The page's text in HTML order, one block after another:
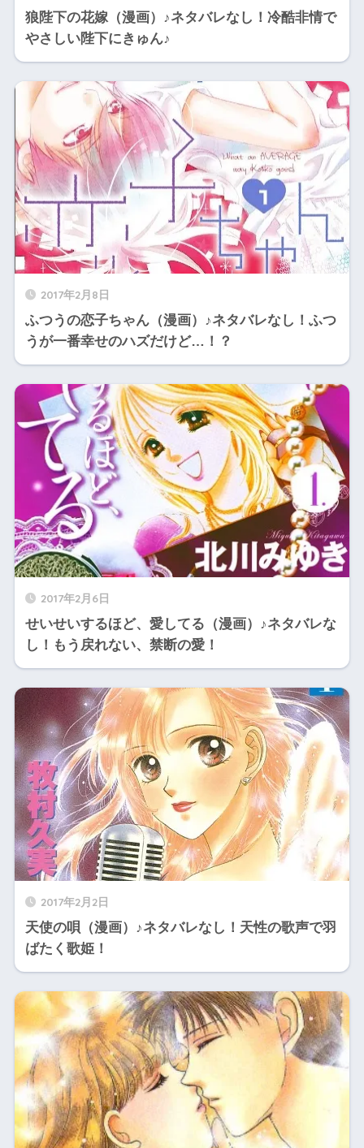
狼陛下の花嫁（漫画）♪ネタバレなし！冷酷非情で
やさしい陛下にきゅん♪
2017年2月8日
ふつうの恋子ちゃん（漫画）♪ネタバレなし！ふつ
うが一番幸せのハズだけど…！？
2017年2月6日
せいせいするほど、愛してる（漫画）♪ネタバレな
し！もう戻れない、禁断の愛！
2017年2月2日
天使の唄（漫画）♪ネタバレなし！天性の歌声で羽
ばたく歌姫！